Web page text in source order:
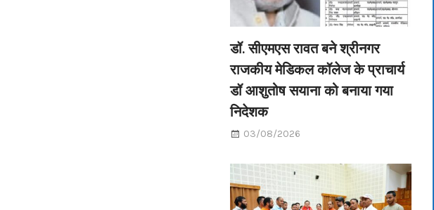
डॉ. सीएमएस रावत बने श्रीनगर
राजकीय मेडिकल कॉलेज के प्राचार्य
डॉ आशुतोष सयाना को बनाया गया
निदेशक
03/08/2026